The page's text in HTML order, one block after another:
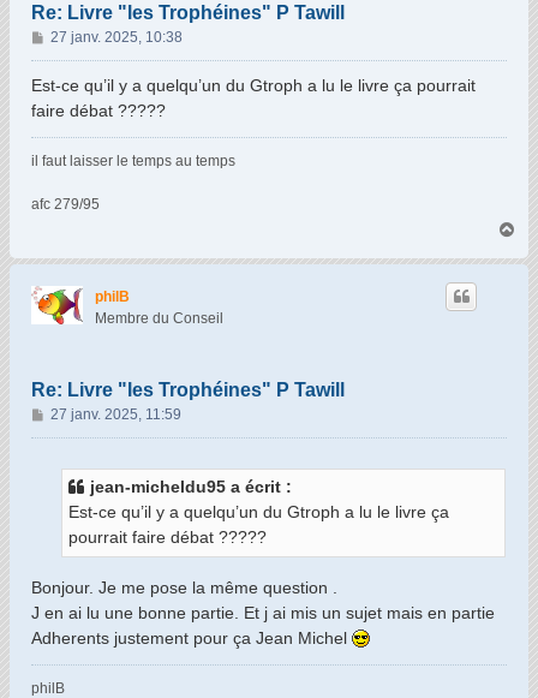
Re: Livre "les Trophéines" P Tawill
M
e
s
a
g
e
27 janv. 2025, 10:38
Est-ce qu’il y a quelqu’un du Gtroph a lu le livre ça pourrait
faire débat ?????
il faut laisser le temps au temps
afc 279/95
u
philB
Membre du Conseil
Re: Livre "les Trophéines" P Tawill
M
e
27 janv. 2025, 11:59
jean-micheldu95 a écrit :
Est-ce qu’il y a quelqu’un du Gtroph a lu le livre ça
pourrait faire débat ?????
Bonjour. Je me pose la même question .
J en ai lu une bonne partie. Et j ai mis un sujet mais en partie
Adherents justement pour ça Jean Michel
philB